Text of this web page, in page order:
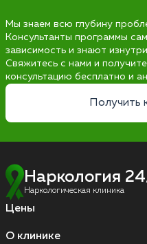
Мы знаем всю глубину
Консультанты программы
зависимость и знают
Свяжитесь с нами и
консультацию бесплатно и
Получить
Наркология
Наркологическая клиника
Цены
О клинике